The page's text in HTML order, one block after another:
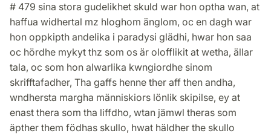
# 479 sina stora gudelikhet skuld war hon optha wan, at
haffua widhertal mz hloghom änglom, oc en dagh war
hon oppkipth andelika i paradysi glädhi, hwar hon saa
oc hördhe mykyt thz som os är olofflikit at wetha, ällar
tala, oc som hon alwarlika kwngiordhe sinom
skrifftafadher, Tha gaffs henne ther aff then andha,
wndhersta margha människiors lönlik skipilse, ey at
enast thera som tha liffdho, wtan jämwl theras som
äpther them födhas skullo, hwat häldher the skullo